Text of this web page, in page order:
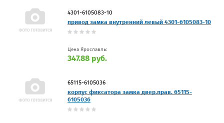
4301-6105083-10
привод замка внутренний левый 4301-6105083-10
Цена Ярославль:
347.88 руб.
65115-6105036
корпус фиксатора замка двер.прав. 65115-
6105036